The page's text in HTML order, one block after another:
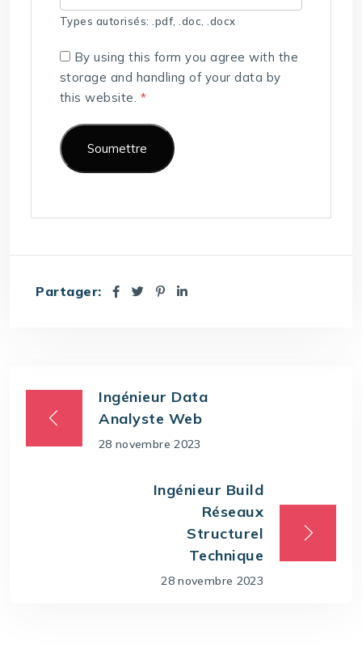
Types autorisés: .pdf, .doc, .docx
By using this form you agree with the
storage and handling of your data by
this website. *
Partager:
Ingénieur Data
Analyste Web
28 novembre 2023
Ingénieur Build
Réseaux
Structurel
Technique
28 novembre 2023